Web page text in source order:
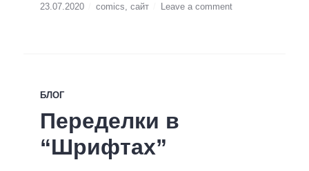
23.07.2020 comics сайт Leave a comment
БЛОГ
Переделки в
“Шрифтах”